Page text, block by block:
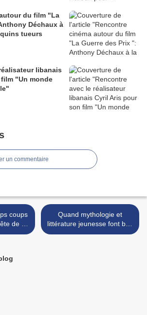
du film "La
Déchaux à
tueurs
libanais
"Un monde
un commentaire
de la
Quand mythologie et
littérature jeunesse font bon
ménage >